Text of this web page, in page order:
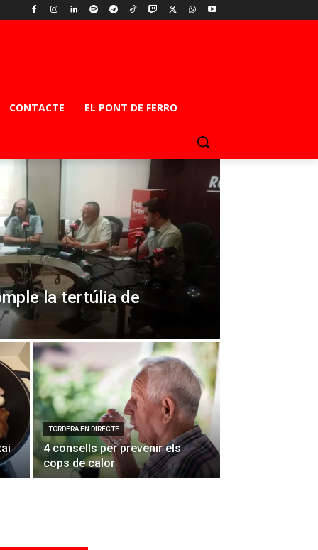
CONTACTE EL PONT DE FERRO
la tertúlia de
TORDERA EN DIRECTE
4 consells per prevenir els
cops de calor